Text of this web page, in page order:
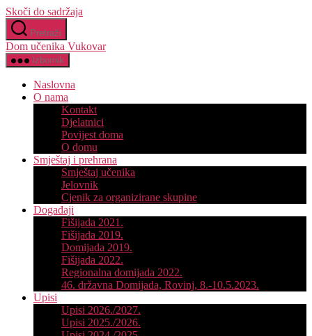
Skoči do sadržaja
Pretraži
Dom učenika Vukovar
Izbornik
Naslovna
O nama
Kontakt
Djelatnici
Povijest doma
O domu
Smještaj i prehrana
Smještaj učenika
Jelovnik
Cjenik za organizirane skupine
Događaji
Fišijada 2021.
Fišijada 2019.
Domijada 2019.
Fišijada 2022.
Regionalna domijada 2022.
46. državna Domijada, Rovinj, 8.-10.5.2023.
Upisi
Upisi 2026./2027.
Upisi 2025./2026.